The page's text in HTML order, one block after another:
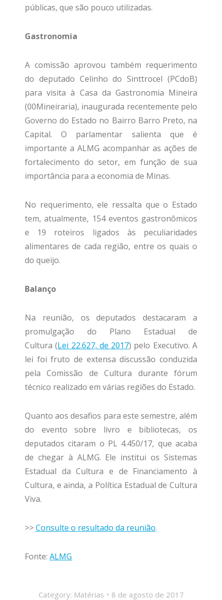
públicas, que são pouco utilizadas.
Gastronomia
A comissão aprovou também requerimento
do deputado Celinho do Sinttrocel (PCdoB)
para visita à Casa da Gastronomia Mineira
(00Mineiraria), inaugurada recentemente pelo
Governo do Estado no Bairro Barro Preto, na
Capital. O parlamentar salienta que é
importante a ALMG acompanhar as ações de
fortalecimento do setor, em função de sua
importância para a economia de Minas.
No requerimento, ele ressalta que o Estado
tem, atualmente, 154 eventos gastronômicos
e 19 roteiros ligados às peculiaridades
alimentares de cada região, entre os quais o
do queijo.
Balanço
Na reunião, os deputados destacaram a
promulgação do Plano Estadual de
Cultura (Lei 22.627, de 2017) pelo Executivo. A
lei foi fruto de extensa discussão conduzida
pela Comissão de Cultura durante fórum
técnico realizado em várias regiões do Estado.
Quanto aos desafios para este semestre, além
do evento sobre livro e bibliotecas, os
deputados citaram o PL 4.450/17, que acaba
de chegar à ALMG. Ele institui os Sistemas
Estadual da Cultura e de Financiamento à
Cultura, e ainda, a Política Estadual de Cultura
Viva.
>>Consulte o resultado da reunião.
Fonte: ALMG
Category: Matérias 8 de agosto de 2017